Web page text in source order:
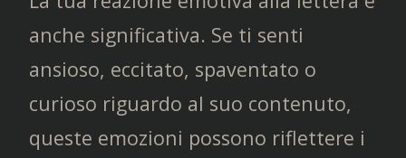
anche significativa. Se ti senti
ansioso, eccitato, spaventato o
curioso riguardo al suo contenuto,
queste emozioni possono riflettere i